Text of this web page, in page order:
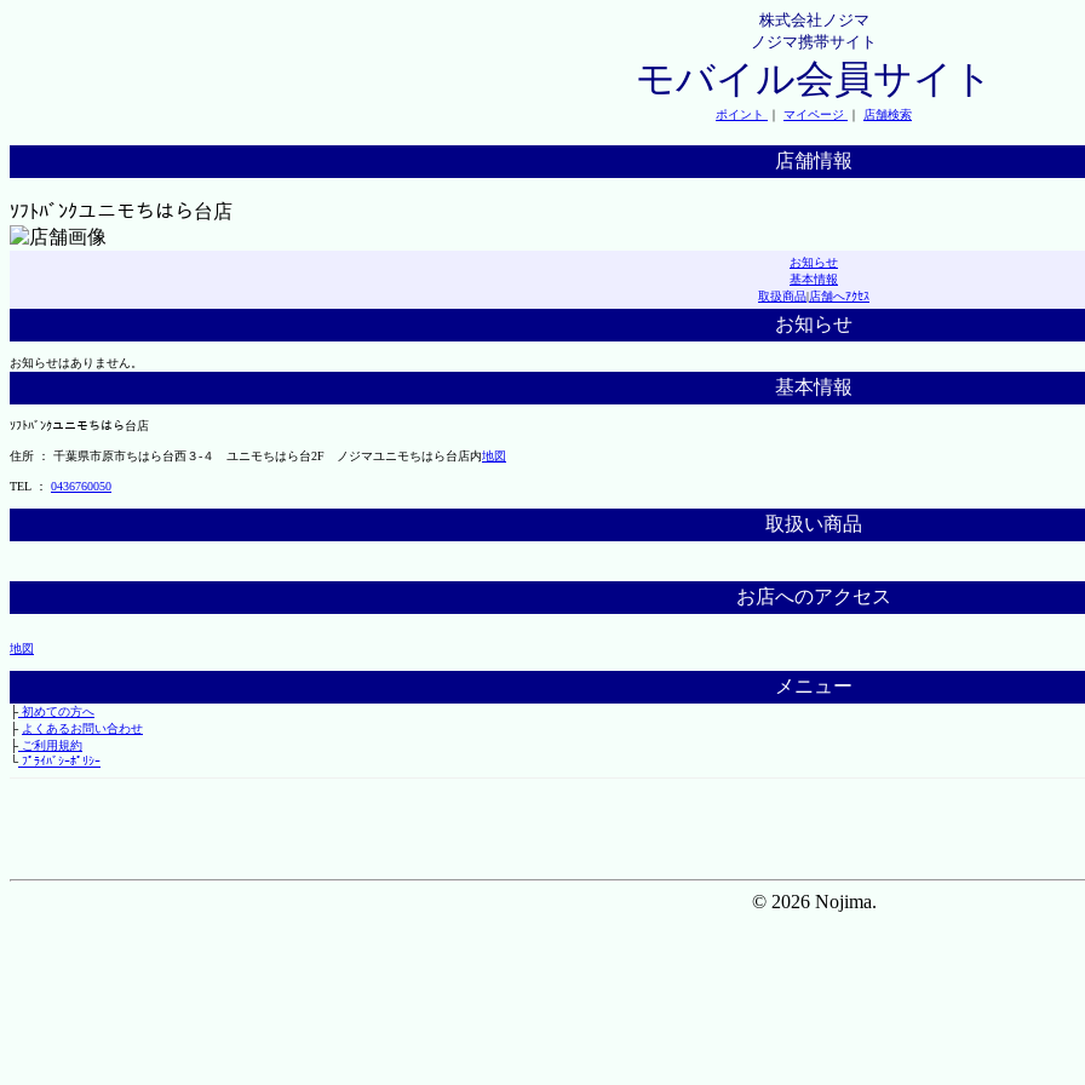
株式会社ノジマ
ノジマ携帯サイト
モバイル会員サイト
ポイント ｜ マイページ ｜ 店舗検索
店舗情報
ｿﾌﾄﾊﾞﾝｸユニモちはら台店
お知らせ
基本情報
取扱商品|店舗へｱｸｾｽ
お知らせ
お知らせはありません。
基本情報
ｿﾌﾄﾊﾞﾝｸユニモちはら台店
住所 ： 千葉県市原市ちはら台西３-４ ユニモちはら台2F ノジマユニモちはら台店内地図
TEL ： 0436760050
取扱い商品
お店へのアクセス
地図
メニュー
├初めての方へ
├ よくあるお問い合わせ
├ご利用規約
└ﾌﾟﾗｲﾊﾞｼｰﾎﾟﾘｼｰ
© 2026 Nojima.